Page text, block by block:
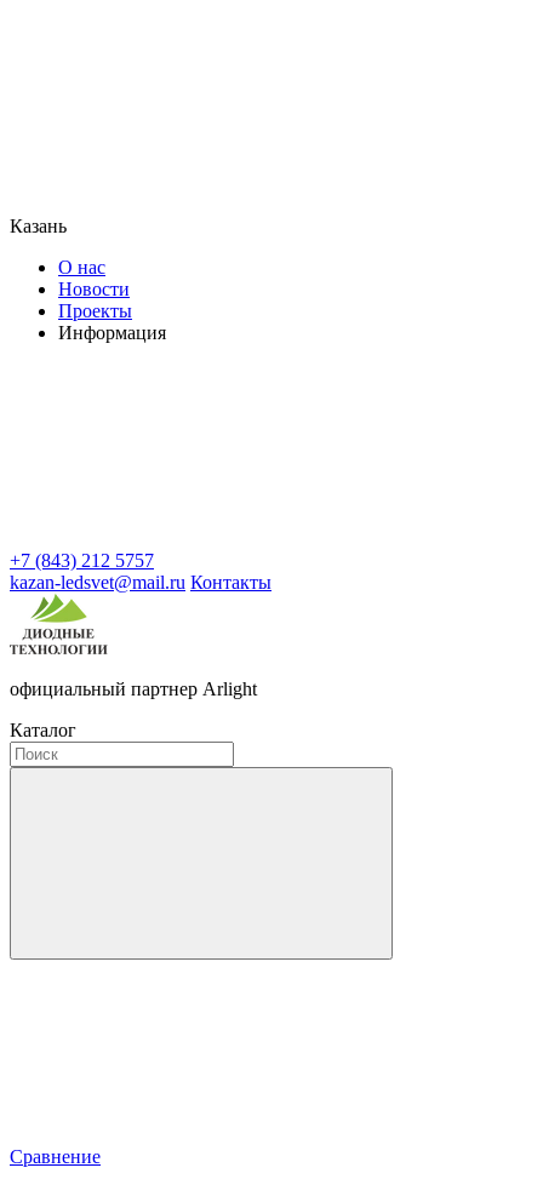
Казань
О нас
Новости
Проекты
Информация
+7 (843) 212 5757
kazan-ledsvet@mail.ru Контакты
официальный партнер Arlight
Каталог
Сравнение